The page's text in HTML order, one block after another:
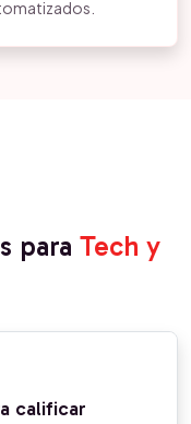
para Tech y
calificar